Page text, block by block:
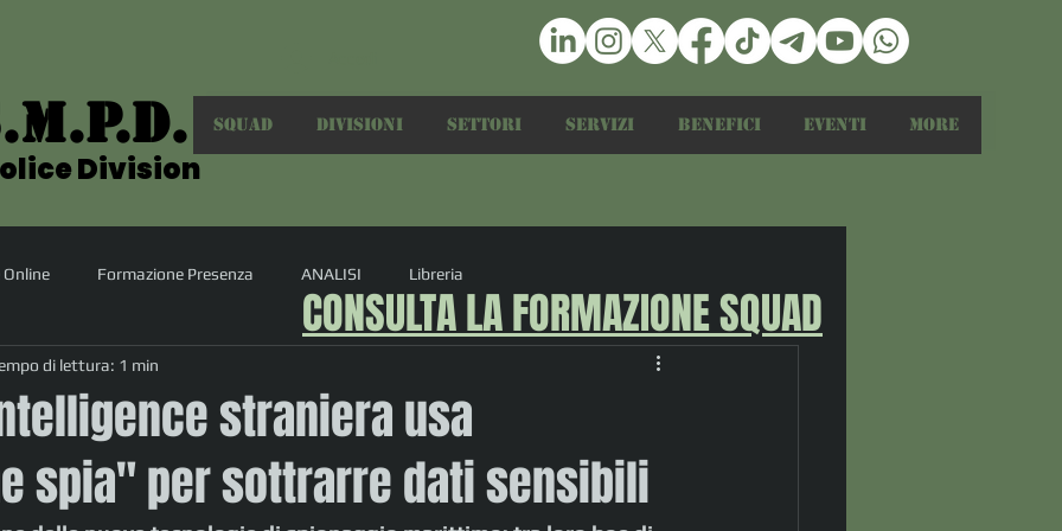
Division
Division
SQUAD DIVISIONI SETTORI Servizi Benefici Eventi More
Formazione Presenza ANALISI Libreria
straniera usa
spia" per sottrarre dati sensibili
di lettura: 1 min
CONSULTA LA FORMAZIONE SQUAD